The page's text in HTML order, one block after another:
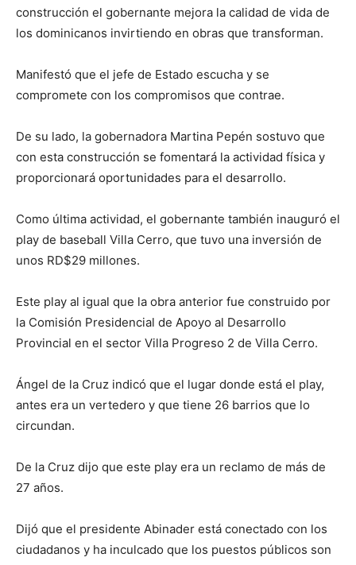
construcción el gobernante mejora la calidad de vida de
los dominicanos invirtiendo en obras que transforman.
Manifestó que el jefe de Estado escucha y se
compromete con los compromisos que contrae.
De su lado, la gobernadora Martina Pepén sostuvo que
con esta construcción se fomentará la actividad física y
proporcionará oportunidades para el desarrollo.
Como última actividad, el gobernante también inauguró el
play de baseball Villa Cerro, que tuvo una inversión de
unos RD$29 millones.
Este play al igual que la obra anterior fue construido por
la Comisión Presidencial de Apoyo al Desarrollo
Provincial en el sector Villa Progreso 2 de Villa Cerro.
Ángel de la Cruz indicó que el lugar donde está el play,
antes era un vertedero y que tiene 26 barrios que lo
circundan.
De la Cruz dijo que este play era un reclamo de más de
27 años.
Dijó que el presidente Abinader está conectado con los
ciudadanos y ha inculcado que los puestos públicos son